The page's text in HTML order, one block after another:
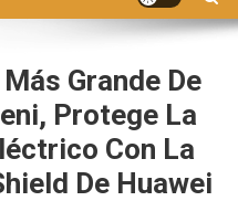
Grande De
Protege La
Con La
De Huawei